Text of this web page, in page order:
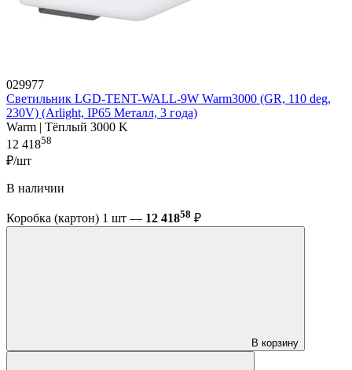
029977
Светильник LGD-TENT-WALL-9W Warm3000 (GR, 110 deg,
230V) (Arlight, IP65 Металл, 3 года)
Warm | Тёплый 3000 K
12 41858
₽/шт
В наличии
Коробка (картон) 1 шт — 12 41858 ₽
В корзину